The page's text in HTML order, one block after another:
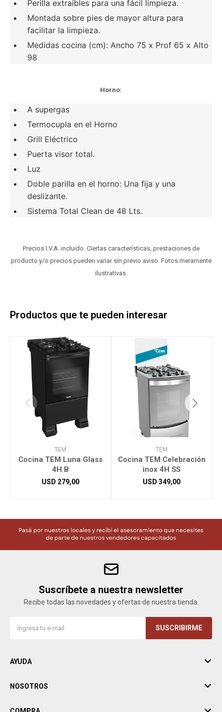
Perilla extraíbles para una fácil limpieza.
Montada sobre pies de mayor altura para
facilitar la limpieza.
Medidas cocina (cm): Ancho 75 x Prof 65 x Alto
98
Horno:
A supergas
Termocupla en el Horno
Grill Eléctrico
Puerta visor total.
Luz
Doble parilla en el horno: Una fija y una
deslizante.
Sistema Total Clean de 48 Lts.
Precios I.V.A. incluido. Ciertas características, prestaciones de
producto y/o precios pueden variar sin previo aviso. Fotos meramente
ilustrativas.
Productos que te pueden interesar
TEM
Cocina TEM Luna Glass
4H B
USD 279,00
TEM
Cocina TEM Celebración
inox 4H SS
USD 349,00
Suscríbete a nuestra newsletter
Recibe todas las novedades y ofertas de nuestra tienda.
SUSCRIBIRME
AYUDA
NOSOTROS